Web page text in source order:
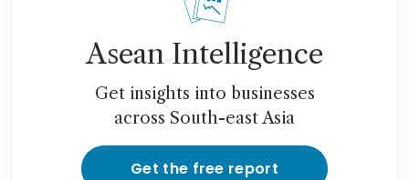
Asean Intelligence
Get insights into businesses
across South-east Asia
Get the free report